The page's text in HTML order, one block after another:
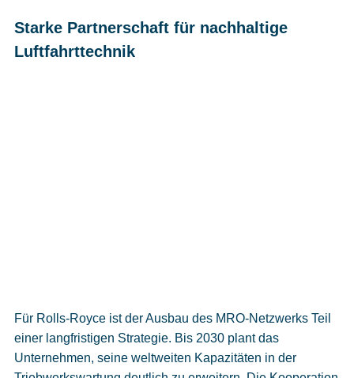
Starke Partnerschaft für nachhaltige
Luftfahrttechnik
Für Rolls-Royce ist der Ausbau des MRO-Netzwerks Teil
einer langfristigen Strategie. Bis 2030 plant das
Unternehmen, seine weltweiten Kapazitäten in der